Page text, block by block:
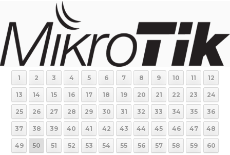
1 2 3 4 5 6 7 8 9 10 11 12
13 14 15 16 17 18 19 20 21 22 23 24
25 26 27 28 29 30 31 32 33 34 35 36
37 38 39 40 41 42 43 44 45 46 47 48
49 50 51 52 53 54 55 56 57 58 59 60